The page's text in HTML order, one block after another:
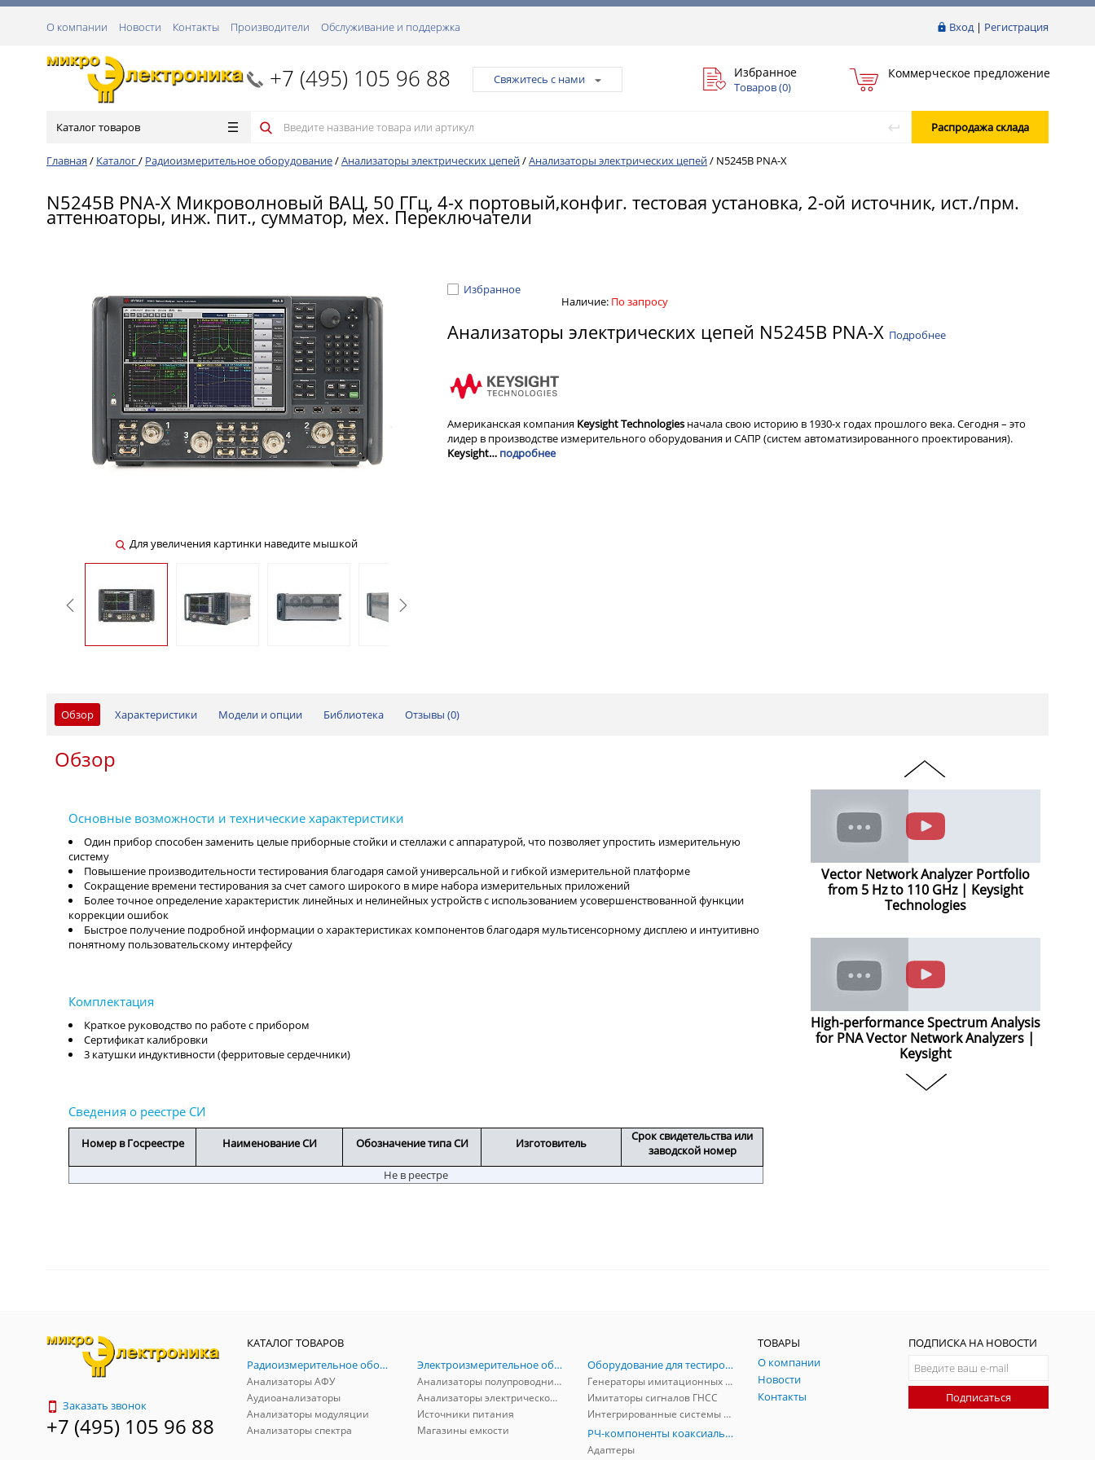
Вход| Регистрация
О компании Новости Контакты Производители Обслуживание и поддержка
+7 (495) 105 96 88 Свяжитесь с нами Избранное
Товаров (0)
Коммерческое предложение
Каталог товаров Распродажа склада
Главная / Каталог/ Радиоизмерительное оборудование/Анализаторы электрических цепей/Анализаторы электрических цепей/ N5245B PNA-X
N5245B PNA-X Микроволновый ВАЦ, 50 ГГц, 4-х портовый,конфиг. тестовая установка, 2-ой источник, ист./прм.
аттенюаторы, инж. пит., сумматор, мех. Переключатели
Для увеличения картинки наведите мышкой
Избранное
Наличие: По запросу
Анализаторы электрических цепей N5245B PNA-X Подробнее
Американская компания Keysight Technologies начала свою историю в 1930-х годах прошлого века. Сегодня – это
лидер в производстве измерительного оборудования и САПР (систем автоматизированного проектирования).
Keysight… подробнее
Обзор Характеристики Модели и опции Библиотека Отзывы (0)
Обзор
Один прибор способен заменить целые приборные стойки и стеллажи с аппаратурой, что позволяет упростить измерительную
систему
Повышение производительности тестирования благодаря самой универсальной и гибкой измерительной платформе
Сокращение времени тестирования за счет самого широкого в мире набора измерительных приложений
Более точное определение характеристик линейных и нелинейных устройств с использованием усовершенствованной функции
коррекции ошибок
Быстрое получение подробной информации о характеристиках компонентов благодаря мультисенсорному дисплею и интуитивно
понятному пользовательскому интерфейсу
Краткое руководство по работе с прибором
Сертификат калибровки
3 катушки индуктивности (ферритовые сердечники)
Номер в Госреестре Наименование СИ Обозначение типа СИ Изготовитель
Срок свидетельства или
заводской номер
Не в реестре
Vector Network Analyzer Portfolio
from 5 Hz to 110 GHz | Keysight
Technologies
High-performance Spectrum Analysis
for PNA Vector Network Analyzers |
Keysight
Network Analyzer | Keysight
Заказать звонок
+7 (495) 105 96 88
КАТАЛОГ ТОВАРОВ
Радиоизмерительное оборудование
Анализаторы АФУ
Аудиоанализаторы
Анализаторы модуляции
Анализаторы спектра
Электроизмерительное оборудование
Анализаторы полупроводников
Анализаторы электрической мощности
Источники питания
Магазины емкости
Оборудование для тестирования и симуляции ГНСС
Генераторы имитационных и заградительных помех
Имитаторы сигналов ГНСС
Интегрированные системы защиты от ГНСС-помех
РЧ-компоненты коаксиальные
Адаптеры
ТОВАРЫ
О компании
Новости
Контакты
ПОДПИСКА НА НОВОСТИ
Подписаться